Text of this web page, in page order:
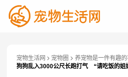
宠物生活网 宠物圈
养宠物是一件有趣的
狗狗乱入3000公尺长跑打气 “请吃饭的姐